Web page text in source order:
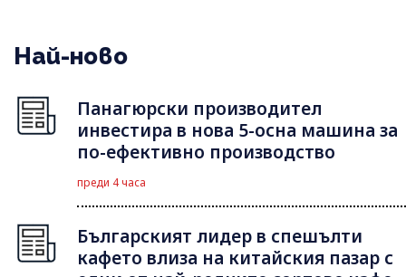
Най-ново
Панагюрски производител
инвестира в нова 5-осна машина за
по-ефективно производство
преди 4 часа
Българският лидер в спешълти
кафето влиза на китайския пазар с